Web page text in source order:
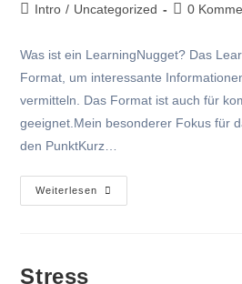
Intro / Uncategorized 0
Was ist ein LearningNugget? Das
Format, um interessante
vermitteln. Das Format ist auch für
geeignet.Mein besonderer Fokus für
den PunktKurz…
Weiterlesen
Stress